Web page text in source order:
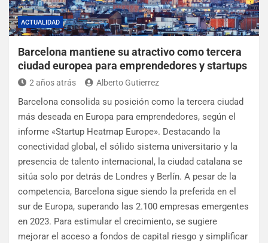
ACTUALIDAD
Barcelona mantiene su atractivo como tercera
ciudad europea para emprendedores y startups
2 años atrás Alberto Gutierrez
Barcelona consolida su posición como la tercera ciudad
más deseada en Europa para emprendedores, según el
informe «Startup Heatmap Europe». Destacando la
conectividad global, el sólido sistema universitario y la
presencia de talento internacional, la ciudad catalana se
sitúa solo por detrás de Londres y Berlín. A pesar de la
competencia, Barcelona sigue siendo la preferida en el
sur de Europa, superando las 2.100 empresas emergentes
en 2023. Para estimular el crecimiento, se sugiere
mejorar el acceso a fondos de capital riesgo y simplificar